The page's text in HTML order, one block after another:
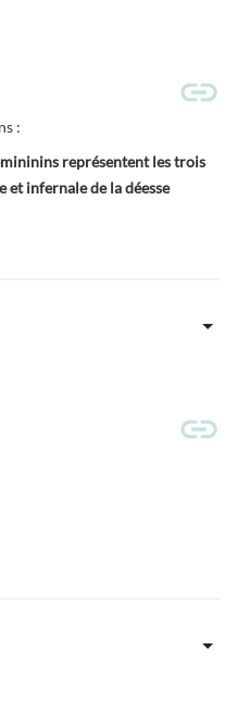
:
représentent les trois
et infernale de la déesse